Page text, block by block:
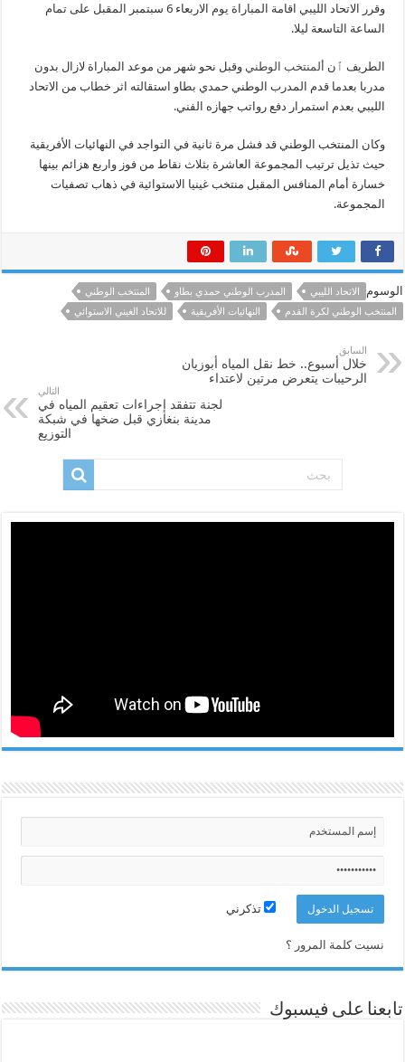
وقرر الاتحاد الليبي اقامة المباراة يوم الاربعاء 6 سبتمبر المقبل على تمام
الساعة التاسعة ليلا.
الطريف ٱن ألمنتخب الوطني وقبل نحو شهر من موعد المباراة لازال بدون
مدربا بعدما قدم المدرب الوطني حمدي بطاو استقالته اثر خطاب من الاتحاد
الليبي بعدم استمرار دفع رواتب جهازه الفني.
وكان المنتخب الوطني قد فشل مرة ثانية في التواجد في النهائيات الأفريقية
حيث تذيل ترتيب المجموعة العاشرة بثلاث نقاط من فوز واربع هزائم بينها
خسارة أمام المنافس المقبل منتخب غينيا الاستوائية في ذهاب تصفيات
المجموعة.
الوسوم الاتحاد الليبي المدرب الوطني حمدي بطاو
المنتخب الوطني
المنتخب الوطني لكرة القدم
النهائيات الأفريقية للاتحاد الغيني الاستوائي
السابق
خلال أسبوع.. خط نقل المياه أبوزيان
الرحيبات يتعرض مرتين لاعتداء
التالي
لجنة تتفقد إجراءات تعقيم المياه في
مدينة بنغازي قبل ضخها في شبكة
التوزيع
تذكرني
نسيت كلمة المرور ؟
تابعنا على فيسبوك